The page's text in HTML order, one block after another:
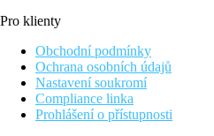
Pro klienty
Obchodní podmínky
Ochrana osobních údajů
Nastavení soukromí
Compliance linka
Prohlášení o přístupnosti